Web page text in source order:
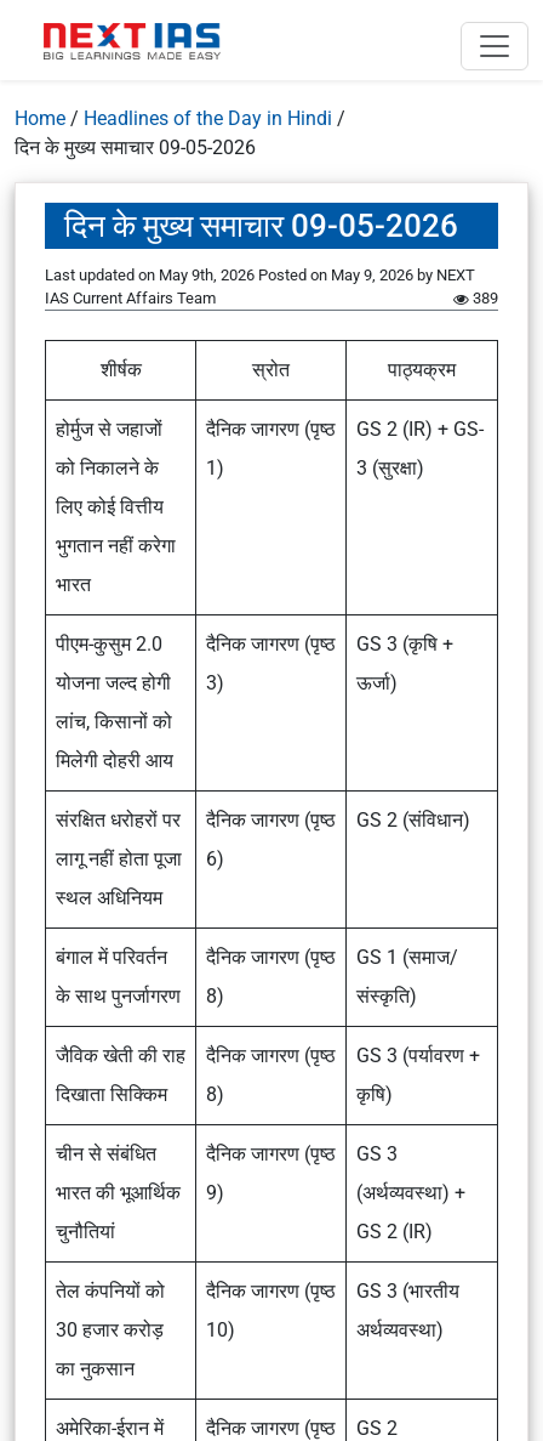
Home / Headlines of the Day in Hindi /
दिन के मुख्य समाचार 09-05-2026
दिन के मुख्य समाचार 09-05-2026
Last updated on May 9th, 2026 Posted on May 9, 2026 by NEXT
IAS Current Affairs Team
389
शीर्षक स्रोत पाठ्यक्रम
होर्मुज से जहाजों
को निकालने के
लिए कोई वित्तीय
भुगतान नहीं करेगा
भारत
दैनिक जागरण (पृष्ठ
1)
GS 2 (IR) + GS-
3 (सुरक्षा)
पीएम-कुसुम 2.0
योजना जल्द होगी
लांच, किसानों को
मिलेगी दोहरी आय
दैनिक जागरण (पृष्ठ
3)
GS 3 (कृषि +
ऊर्जा)
संरक्षित धरोहरों पर
लागू नहीं होता पूजा
स्थल अधिनियम
दैनिक जागरण (पृष्ठ
6)
GS 2 (संविधान)
बंगाल में परिवर्तन
के साथ पुनर्जागरण
दैनिक जागरण (पृष्ठ
8)
GS 1 (समाज/
संस्कृति)
जैविक खेती की राह
दिखाता सिक्किम
दैनिक जागरण (पृष्ठ
8)
GS 3 (पर्यावरण +
कृषि)
चीन से संबंधित
भारत की भूआर्थिक
चुनौतियां
दैनिक जागरण (पृष्ठ
9)
GS 3
(अर्थव्यवस्था) +
GS 2 (IR)
तेल कंपनियों को
30 हजार करोड़
का नुकसान
दैनिक जागरण (पृष्ठ
10)
GS 3 (भारतीय
अर्थव्यवस्था)
अमेरिका-ईरान में
दैनिक जागरण (पृष्ठ
GS 2